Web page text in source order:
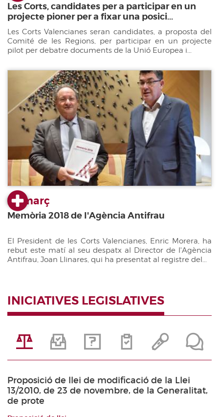
Les Corts, candidates per a participar en un
projecte pioner per a fixar una posici...
Les Corts Valencianes seran candidates, a proposta del
Comité de les Regions, per participar en un projecte
pilot per debatre documents de la Unió Europea i...
29 març
Memòria 2018 de l'Agència Antifrau
El President de les Corts Valencianes, Enric Morera, ha
rebut este matí al seu despatx al Director de l'Agència
Antifrau, Joan Llinares, qui ha presentat al registre del...
INICIATIVES LEGISLATIVES
Proposició de llei de modificació de la Llei
13/2010, de 23 de novembre, de la Generalitat,
de prote